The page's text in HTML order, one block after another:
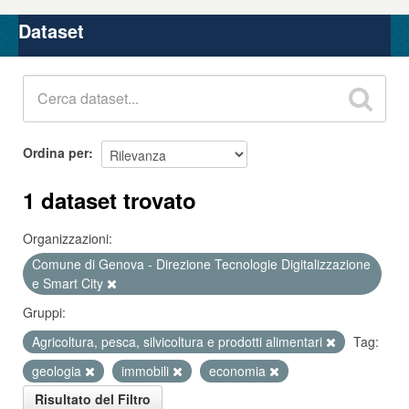
Organizzazioni
Gruppi
Dataset
Ordina per
1 dataset trovato
Organizzazioni:
Comune di Genova - Direzione Tecnologie Digitalizzazione
e Smart City
Gruppi:
Agricoltura, pesca, silvicoltura e prodotti alimentari
Tag:
geologia
immobili
economia
Risultato del Filtro